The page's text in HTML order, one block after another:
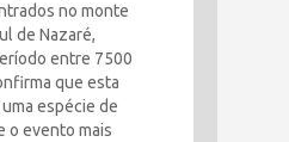
no monte
de Nazaré,
entre 7500
que esta
espécie de
o evento mais